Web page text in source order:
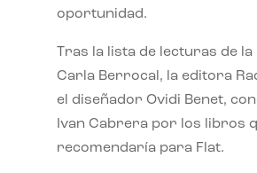
oportunidad.
Tras la lista de lecturas de
Carla Berrocal, la editora
el diseñador Ovidi Benet,
Ivan Cabrera por los libros
recomendaría para Flat.